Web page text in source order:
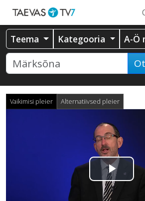
Teema Kategooria A-Ö
Vaikimisi pleier Alternatiivsed pleier
Esita